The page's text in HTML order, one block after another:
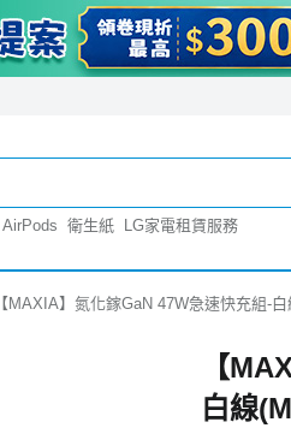
AirPods 衛生紙 LG家電租賃服務
【MAXIA】氮化鎵GaN 47W急速快充組-
【
白線